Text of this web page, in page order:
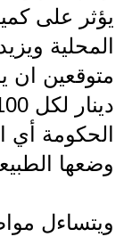
يؤثر على
المحلية
الحكومة أي
وضعها
ويتساءل